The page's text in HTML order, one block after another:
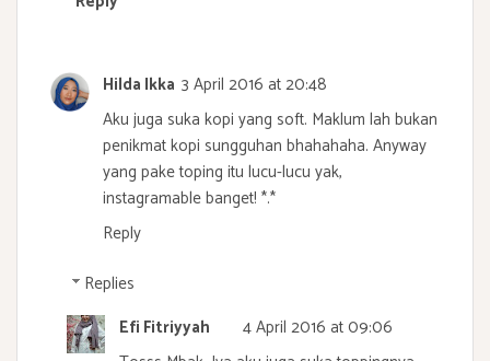
Hilda Ikka 3 April 2016 at 20:48
Aku juga suka kopi yang soft. Maklum lah bukan
penikmat kopi sungguhan bhahahaha. Anyway
yang pake toping itu lucu-lucu yak,
instagramable banget! *.*
Reply
Replies
Efi Fitriyyah
4 April 2016 at 09:06